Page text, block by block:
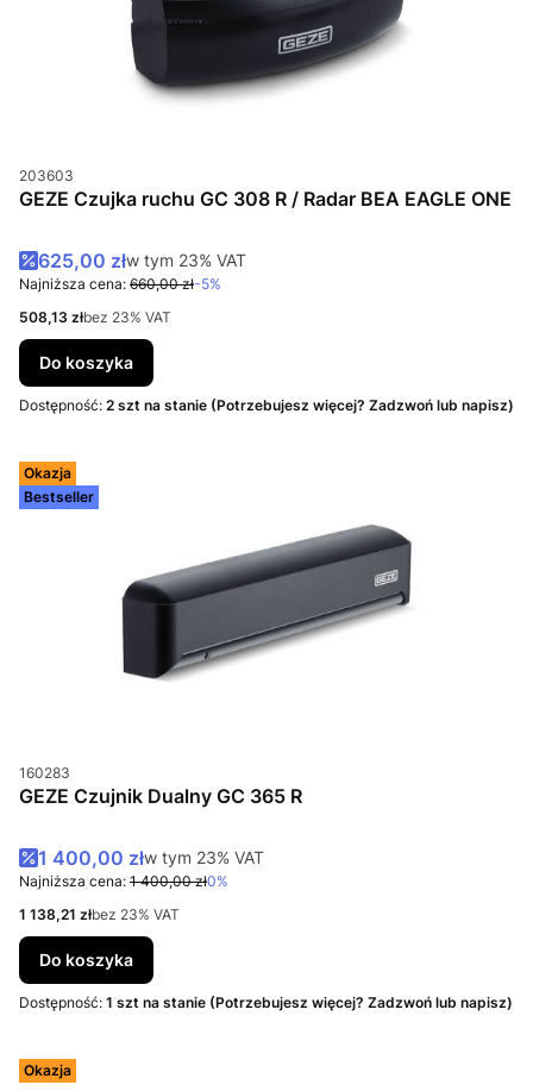
Kod produktu
203603
GEZE Czujka ruchu GC 308 R / Radar BEA EAGLE ONE
Cena promocyjna brutto
625,00 złw tym %s VAT
w tym 23% VAT
Najniższa cena: 660,00 zł-5%
Cena netto
508,13 złbez 23% VAT
Do koszyka
Dostępność: 2 szt na stanie (Potrzebujesz więcej? Zadzwoń lub napisz)
Okazja
Bestseller
Kod produktu
160283
GEZE Czujnik Dualny GC 365 R
Cena promocyjna brutto
1 400,00 złw tym %s VAT
w tym 23% VAT
Najniższa cena: 1 400,00 zł0%
Cena netto
1 138,21 złbez 23% VAT
Do koszyka
Dostępność: 1 szt na stanie (Potrzebujesz więcej? Zadzwoń lub napisz)
Okazja